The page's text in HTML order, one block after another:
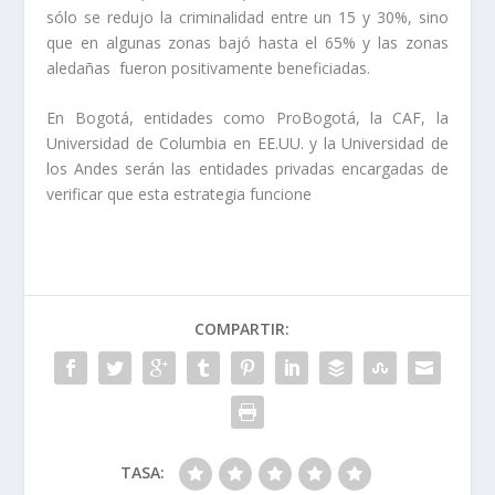
sólo se redujo la criminalidad entre un 15 y 30%, sino
que en algunas zonas bajó hasta el 65% y las zonas
aledañas fueron positivamente beneficiadas.
En Bogotá, entidades como ProBogotá, la CAF, la
Universidad de Columbia en EE.UU. y la Universidad de
los Andes serán las entidades privadas encargadas de
verificar que esta estrategia funcione
COMPARTIR:
TASA: